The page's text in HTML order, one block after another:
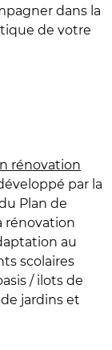
dans la
de votre
rénovation
par la
Plan de
rénovation
au
scolaires
/ ilots de
jardins et